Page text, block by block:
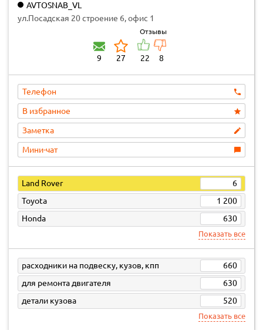
AVTOSNAB_VL
ул.Посадская 20 строение 6, офис 1
9 27
Отзывы
22 8
Телефон
В избранное
Заметка
Мини-чат
Land Rover
6
Toyota
1 200
Honda
630
Показать все
расходники на подвеску, кузов, кпп
660
для ремонта двигателя
630
детали кузова
520
Показать все